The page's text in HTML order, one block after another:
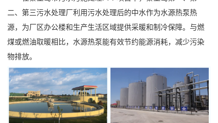
二、第三污水处理厂利用污水处理后的中水作为水源热泵热
源，为厂区办公楼和生产生活区域提供采暖和制冷保障。与燃
煤或燃油取暖相比，水源热泵能有效节约能源消耗，减少污染
物排放。